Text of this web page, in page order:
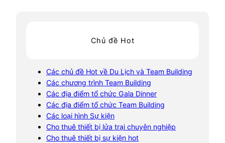
Chủ đề Hot
Các chủ đề Hot về Du Lịch và Team Building
Các chương trình Team Building
Các địa điểm tổ chức Gala Dinner
Các địa điểm tổ chức Team Building
Các loại hình Sự kiện
Cho thuê thiết bị lửa trại chuyên nghiệp
Cho thuê thiết bị sự kiện hot